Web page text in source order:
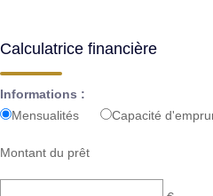
Calculatrice financière
Informations :
Mensualités
Capacité
Montant du prêt